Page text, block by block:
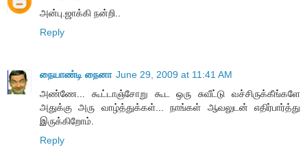
அன்பு.ஜாக்கி நன்றி..
Reply
நையாண்டி நைனா June 29, 2009 at 11:41 AM
அண்ணே... கூட்டாஞ்சோறு கூட ஒரு சுவீட்டு வச்சிருக்கீங்களே
அதுக்கு அரு வாழ்த்துக்கள்... நாங்கள் ஆவலுடன் எதிர்பார்த்து
இருக்கிறோம்.
Reply